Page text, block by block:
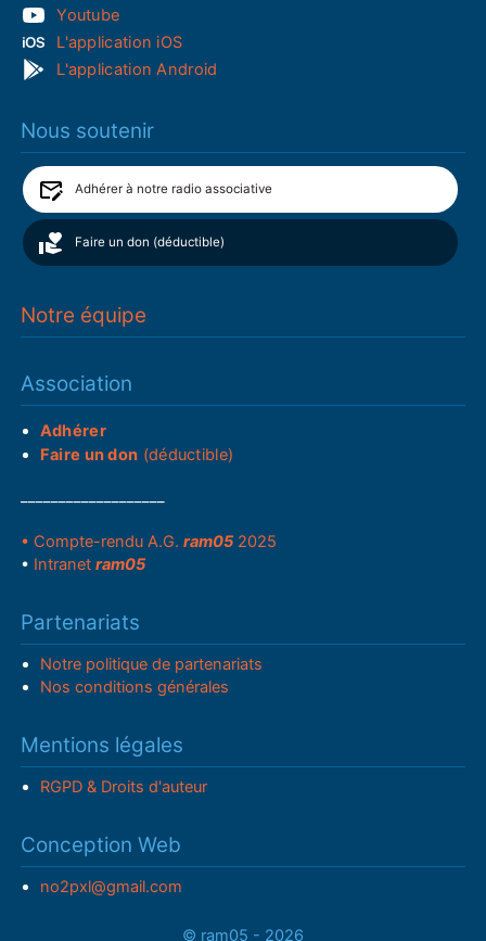
Youtube
L'application iOS
L'application Android
Nous soutenir
Adhérer à notre radio associative
Faire un don (déductible)
Notre équipe
Association
Adhérer
Faire un don (déductible)
• Compte-rendu A.G.ram05 2025
• Intranetram05
Partenariats
Notre politique de partenariats
Nos conditions générales
Mentions légales
RGPD & Droits d'auteur
Conception Web
no2pxl@gmail.com
© ram05 - 2026